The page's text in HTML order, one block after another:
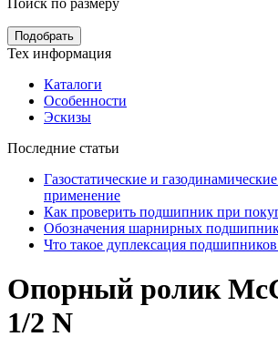
Поиск по размеру
Подобрать
Тех информация
Каталоги
Особенности
Эскизы
Последние статьи
Газостатические и
применение
Как проверить подшипник при
Обозначения шарнирных
Что такое дуплексация
Опорный ролик
1/2 N